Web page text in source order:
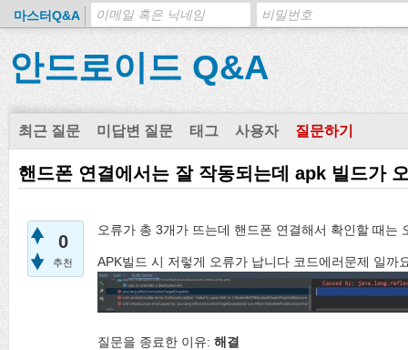
마스터Q&A
안드로이드 Q&A
최근 질문 미답변 질문 태그 사용자 질문하기
핸드폰 연결에서는 잘 작동되는데 apk 빌드가
0
추천
오류가 총 3개가 뜨는데 핸드폰 연결해서 확인할 때는
APK빌드 시 저렇게 오류가 납니다 코드에러문제 일까
질문을 종료한 이유: 해결